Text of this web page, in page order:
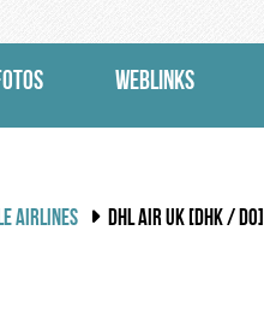
WEBLINKS
AIRLINES DHL AIR UK [DHK / DO]